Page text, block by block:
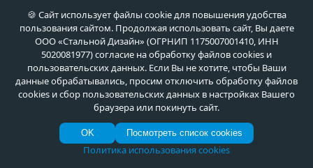
металлурга! Основа индустрии
О продукции
Тренды в дизайне входных
🍪 Сайт использует файлы cookie для повышения удобства
пользования сайтом. Продолжая использовать сайт, Вы даете
ООО «Стальной Дизайн» (ОГРНИП 1175007001410, ИНН
5020081977) согласие на обработку файлов cookies и
пользовательских данных. Если Вы не хотите, чтобы Ваши
данные обрабатывались, просим отключить обработку файлов
cookies и сбор пользовательских данных в настройках Вашего
браузера или покинуть сайт.
OK Посмотреть список cookies
Политика использования cookies